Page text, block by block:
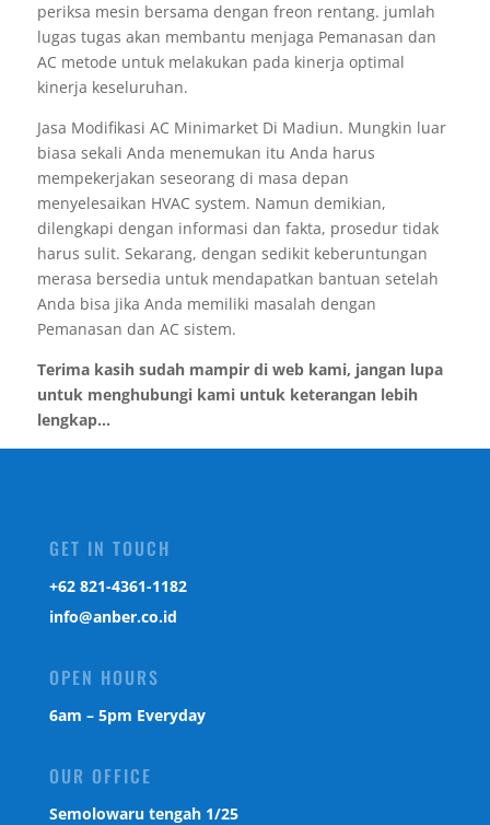
periksa mesin bersama dengan freon rentang. jumlah
lugas tugas akan membantu menjaga Pemanasan dan
AC metode untuk melakukan pada kinerja optimal
kinerja keseluruhan.
Jasa Modifikasi AC Minimarket Di Madiun. Mungkin luar
biasa sekali Anda menemukan itu Anda harus
mempekerjakan seseorang di masa depan
menyelesaikan HVAC system. Namun demikian,
dilengkapi dengan informasi dan fakta, prosedur tidak
harus sulit. Sekarang, dengan sedikit keberuntungan
merasa bersedia untuk mendapatkan bantuan setelah
Anda bisa jika Anda memiliki masalah dengan
Pemanasan dan AC sistem.
Terima kasih sudah mampir di web kami, jangan lupa
untuk menghubungi kami untuk keterangan lebih
lengkap...
GET IN TOUCH
‎+62 821-4361-1182
info@anber.co.id
OPEN HOURS
6am – 5pm Everyday
OUR OFFICE
Semolowaru tengah 1/25